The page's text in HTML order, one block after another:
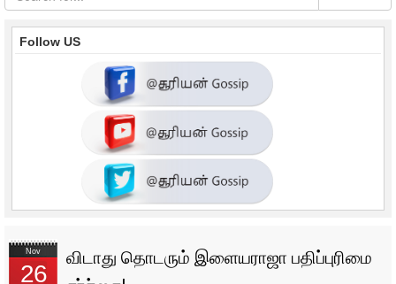
Follow US
Nov
26
விடாது தொடரும் இளையராஜா பதிப்புரிமை